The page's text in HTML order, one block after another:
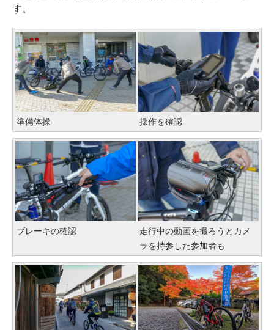
す。
準備体操 操作を確認
ブレーキの確認
走行中の動画を撮ろうとカメ
ラを持参した参加者も